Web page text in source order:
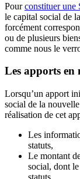
Pourconstituer une
le capital social de
forcément
ou de plusieurs
comme nous le
Les apports en
Lorsqu’un apport
social de la
réalisation de cet
Les
statuts,
Le montant
social, dont